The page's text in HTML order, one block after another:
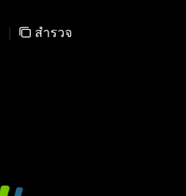
| สำรวจ